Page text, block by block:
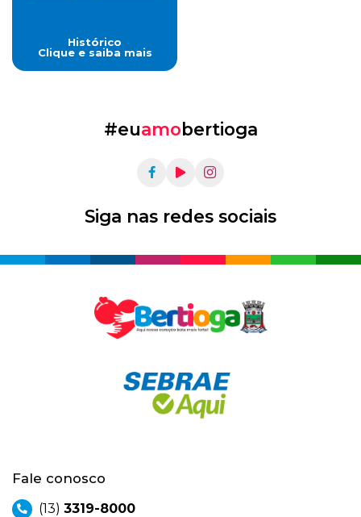
Histórico
Clique e saiba mais
#euamobertioga
Siga nas redes sociais
Fale conosco
(13) 3319-8000